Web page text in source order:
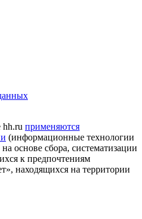
применяются
(информационные технологии
основе сбора, систематизации
к предпочтениям
находящихся на территории